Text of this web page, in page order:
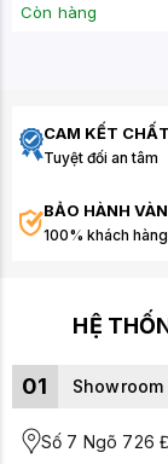
Còn hàng
CAM KẾT
Tuyệt đối an tâm
BẢO HÀNH
100% khách
HỆ
01
Số 7 Ngõ 726